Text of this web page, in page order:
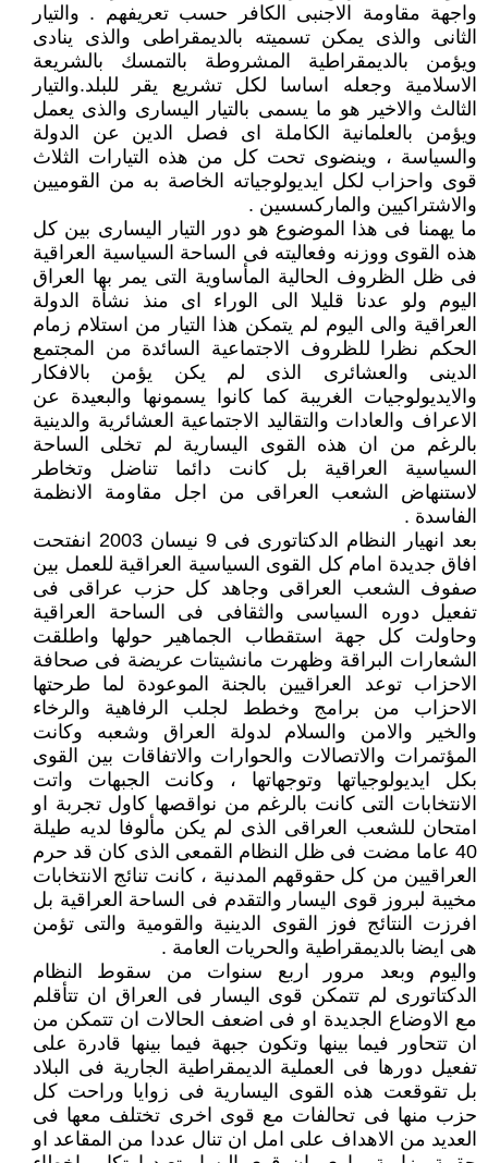
واجهة مقاومة الاجنبى الكافر حسب تعريفهم . والتيار
الثانى والذى يمكن تسميته بالديمقراطى والذى ينادى
ويؤمن بالديمقراطية المشروطة بالتمسك بالشريعة
الاسلامية وجعله اساسا لكل تشريع يقر للبلد.والتيار
الثالث والاخير هو ما يسمى بالتيار اليسارى والذى يعمل
ويؤمن بالعلمانية الكاملة اى فصل الدين عن الدولة
والسياسة ، وينضوى تحت كل من هذه التيارات الثلاث
قوى واحزاب لكل ايديولوجياته الخاصة به من القوميين
والاشتراكيين والماركسسين .
ما يهمنا فى هذا الموضوع هو دور التيار اليسارى بين كل
هذه القوى ووزنه وفعاليته فى الساحة السياسية العراقية
فى ظل الظروف الحالية المأساوية التى يمر بها العراق
اليوم ولو عدنا قليلا الى الوراء اى منذ نشأة الدولة
العراقية والى اليوم لم يتمكن هذا التيار من استلام زمام
الحكم نظرا للظروف الاجتماعية السائدة من المجتمع
الدينى والعشائرى الذى لم يكن يؤمن بالافكار
والايديولوجيات الغريبة كما كانوا يسمونها والبعيدة عن
الاعراف والعادات والتقاليد الاجتماعية العشائرية والدينية
بالرغم من ان هذه القوى اليسارية لم تخلى الساحة
السياسية العراقية بل كانت دائما تناضل وتخاطر
لاستنهاض الشعب العراقى من اجل مقاومة الانظمة
الفاسدة .
بعد انهيار النظام الدكتاتورى فى 9 نيسان 2003 انفتحت
افاق جديدة امام كل القوى السياسية العراقية للعمل بين
صفوف الشعب العراقى وجاهد كل حزب عراقى فى
تفعيل دوره السياسى والثقافى فى الساحة العراقية
وحاولت كل جهة استقطاب الجماهير حولها واطلقت
الشعارات البراقة وظهرت مانشيتات عريضة فى صحافة
الاحزاب توعد العراقيين بالجنة الموعودة لما طرحتها
الاحزاب من برامج وخطط لجلب الرفاهية والرخاء
والخير والامن والسلام لدولة العراق وشعبه وكانت
المؤتمرات والاتصالات والحوارات والاتفاقات بين القوى
بكل ايديولوجياتها وتوجهاتها ، وكانت الجبهات واتت
الانتخابات التى كانت بالرغم من نواقصها كاول تجربة او
امتحان للشعب العراقى الذى لم يكن مألوفا لديه طيلة
40 عاما مضت فى ظل النظام القمعى الذى كان قد حرم
العراقيين من كل حقوقهم المدنية ، كانت تنائج الانتخابات
مخيبة لبروز قوى اليسار والتقدم فى الساحة العراقية بل
افرزت النتائج فوز القوى الدينية والقومية والتى تؤمن
هى ايضا بالديمقراطية والحريات العامة .
واليوم وبعد مرور اربع سنوات من سقوط النظام
الدكتاتورى لم تتمكن قوى اليسار فى العراق ان تتأقلم
مع الاوضاع الجديدة او فى اضعف الحالات ان تتمكن من
ان تتحاور فيما بينها وتكون جبهة فيما بينها قادرة على
تفعيل دورها فى العملية الديمقراطية الجارية فى البلاد
بل تقوقعت هذه القوى اليسارية فى زوايا وراحت كل
حزب منها فى تحالفات مع قوى اخرى تختلف معها فى
العديد من الاهداف على امل ان تنال عددا من المقاعد او